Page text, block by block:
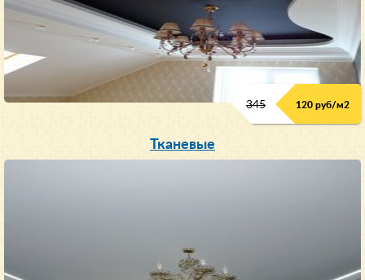
345 120 руб/м2
Тканевые